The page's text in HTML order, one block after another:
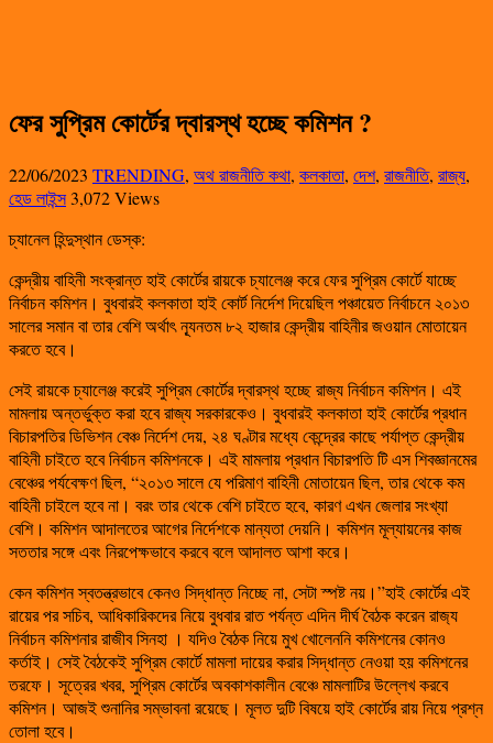
ফের সুপ্রিম কোর্টের দ্বারস্থ হচ্ছে কমিশন ?
22/06/2023 TRENDING, অথ রাজনীতি কথা, কলকাতা, দেশ, রাজনীতি, রাজ্য,
হেড লাইন্স3,072 Views
চ্যানেল হিন্দুস্থান ডেস্ক:
কেন্দ্রীয় বাহিনী সংক্রান্ত হাই কোর্টের রায়কে চ্যালেঞ্জ করে ফের সুপ্রিম কোর্টে যাচ্ছে
নির্বাচন কমিশন। বুধবারই কলকাতা হাই কোর্ট নির্দেশ দিয়েছিল পঞ্চায়েত নির্বাচনে ২০১৩
সালের সমান বা তার বেশি অর্থাৎ ন্যূনতম ৮২ হাজার কেন্দ্রীয় বাহিনীর জওয়ান মোতায়েন
করতে হবে।
সেই রায়কে চ্যালেঞ্জ করেই সুপ্রিম কোর্টের দ্বারস্থ হচ্ছে রাজ্য নির্বাচন কমিশন। এই
মামলায় অন্তর্ভুক্ত করা হবে রাজ্য সরকারকেও। বুধবারই কলকাতা হাই কোর্টের প্রধান
বিচারপতির ডিভিশন বেঞ্চ নির্দেশ দেয়, ২৪ ঘণ্টার মধ্যে কেন্দ্রের কাছে পর্যাপ্ত কেন্দ্রীয়
বাহিনী চাইতে হবে নির্বাচন কমিশনকে। এই মামলায় প্রধান বিচারপতি টি এস শিবজ্ঞানমের
বেঞ্চের পর্যবেক্ষণ ছিল, “২০১৩ সালে যে পরিমাণ বাহিনী মোতায়েন ছিল, তার থেকে কম
বাহিনী চাইলে হবে না। বরং তার থেকে বেশি চাইতে হবে, কারণ এখন জেলার সংখ্যা
বেশি। কমিশন আদালতের আগের নির্দেশকে মান্যতা দেয়নি। কমিশন মূল্যায়নের কাজ
সততার সঙ্গে এবং নিরপেক্ষভাবে করবে বলে আদালত আশা করে।
কেন কমিশন স্বতন্ত্রভাবে কেনও সিদ্ধান্ত নিচ্ছে না, সেটা স্পষ্ট নয়।”হাই কোর্টের এই
রায়ের পর সচিব, আধিকারিকদের নিয়ে বুধবার রাত পর্যন্ত এদিন দীর্ঘ বৈঠক করেন রাজ‌্য
নির্বাচন কমিশনার রাজীব সিনহা । যদিও বৈঠক নিয়ে মুখ খোলেননি কমিশনের কোনও
কর্তাই। সেই বৈঠকেই সুপ্রিম কোর্টে মামলা দায়ের করার সিদ্ধান্ত নেওয়া হয় কমিশনের
তরফে। সূত্রের খবর, সুপ্রিম কোর্টের অবকাশকালীন বেঞ্চে মামলাটির উল্লেখ করবে
কমিশন। আজই শুনানির সম্ভাবনা রয়েছে। মূলত দুটি বিষয়ে হাই কোর্টের রায় নিয়ে প্রশ্ন
তোলা হবে।